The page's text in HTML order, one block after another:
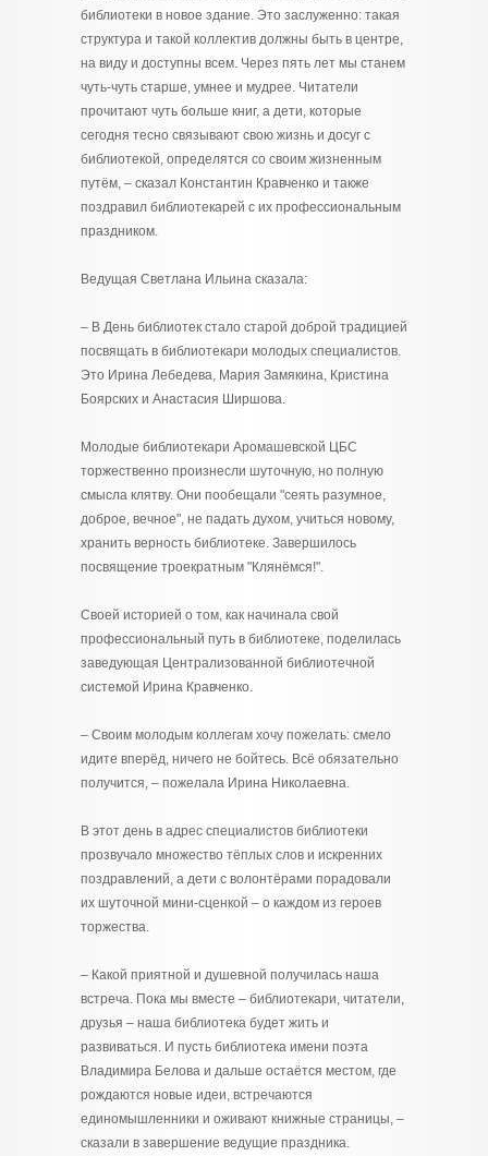
библиотеки в новое здание. Это заслуженно: такая
структура и такой коллектив должны быть в центре,
на виду и доступны всем. Через пять лет мы станем
чуть-чуть старше, умнее и мудрее. Читатели
прочитают чуть больше книг, а дети, которые
сегодня тесно связывают свою жизнь и досуг с
библиотекой, определятся со своим жизненным
путём, – сказал Константин Кравченко и также
поздравил библиотекарей с их профессиональным
праздником.
Ведущая Светлана Ильина сказала:
– В День библиотек стало старой доброй традицией
посвящать в библиотекари молодых специалистов.
Это Ирина Лебедева, Мария Замякина, Кристина
Боярских и Анастасия Ширшова.
Молодые библиотекари Аромашевской ЦБС
торжественно произнесли шуточную, но полную
смысла клятву. Они пообещали "сеять разумное,
доброе, вечное", не падать духом, учиться новому,
хранить верность библиотеке. Завершилось
посвящение троекратным "Клянёмся!".
Своей историей о том, как начинала свой
профессиональный путь в библиотеке, поделилась
заведующая Централизованной библиотечной
системой Ирина Кравченко.
– Своим молодым коллегам хочу пожелать: смело
идите вперёд, ничего не бойтесь. Всё обязательно
получится, – пожелала Ирина Николаевна.
В этот день в адрес специалистов библиотеки
прозвучало множество тёплых слов и искренних
поздравлений, а дети с волонтёрами порадовали
их шуточной мини-сценкой – о каждом из героев
торжества.
– Какой приятной и душевной получилась наша
встреча. Пока мы вместе – библиотекари, читатели,
друзья – наша библиотека будет жить и
развиваться. И пусть библиотека имени поэта
Владимира Белова и дальше остаётся местом, где
рождаются новые идеи, встречаются
единомышленники и оживают книжные страницы, –
сказали в завершение ведущие праздника.